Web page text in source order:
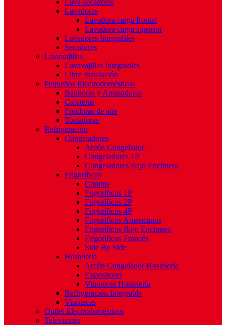
Lava-secadoras
Lavadoras
Lavadora carga frontal
Lavadora carga superior
Lavadoras Integrables
Secadoras
Lavavajillas
Lavavajillas Integrables
Libre Instalación
Pequeños Electrodomésticos
Batidoras y Amasadoras
Cafeteras
Freidoras de aire
Tostadoras
Refrigeración
Congeladores
Arcón Congelador
Congeladores 1P
Congeladores Bajo Encimera
Frigoríficos
Combis
Frigoríficos 1P
Frigoríficos 2P
Frigoríficos 4P
Frigoríficos Americanos
Frigoríficos Bajo Encimera
Frigoríficos Francés
Side By Side
Hostelería
Arcón Congelador Hostelería
Expositores
Vinotecas Hostelería
Refrigeración Integrable
Vinotecas
Outlet Electrodomésticos
Televisores